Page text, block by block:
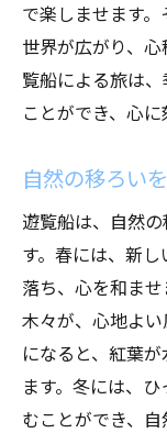
で楽しませます
世界が広がり、
覧船による旅は
ことができ、心に
自然の移ろい
遊覧船は、自然
す。春には、新
落ち、心を和ま
木々が、心地よ
になると、紅葉
ます。冬には、
むことができ、